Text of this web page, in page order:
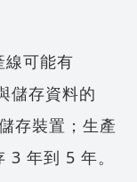
線可能有
存資料的
存裝置；生產
年到 5 年。